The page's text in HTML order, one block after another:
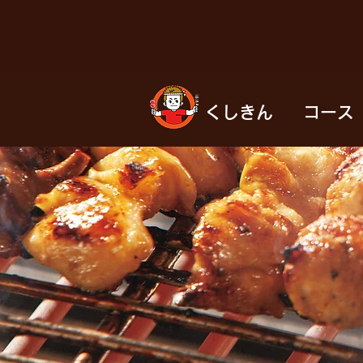
くしきん コース